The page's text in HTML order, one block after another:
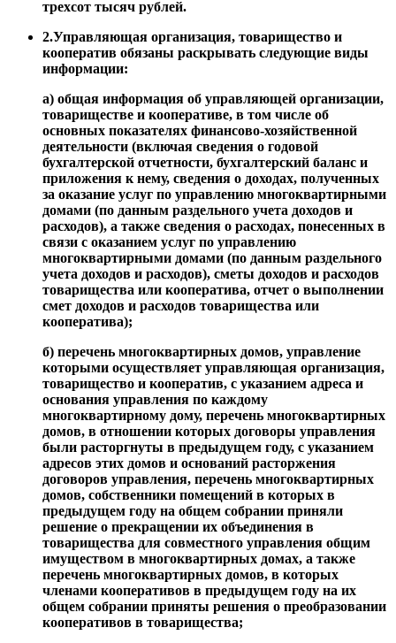
трехсот тысяч рублей.
2.Управляющая организация, товарищество и
кооператив обязаны раскрывать следующие виды
информации:
а) общая информация об управляющей организации,
товариществе и кооперативе, в том числе об
основных показателях финансово-хозяйственной
деятельности (включая сведения о годовой
бухгалтерской отчетности, бухгалтерский баланс и
приложения к нему, сведения о доходах, полученных
за оказание услуг по управлению многоквартирными
домами (по данным раздельного учета доходов и
расходов), а также сведения о расходах, понесенных в
связи с оказанием услуг по управлению
многоквартирными домами (по данным раздельного
учета доходов и расходов), сметы доходов и расходов
товарищества или кооператива, отчет о выполнении
смет доходов и расходов товарищества или
кооператива);
б) перечень многоквартирных домов, управление
которыми осуществляет управляющая организация,
товарищество и кооператив, с указанием адреса и
основания управления по каждому
многоквартирному дому, перечень многоквартирных
домов, в отношении которых договоры управления
были расторгнуты в предыдущем году, с указанием
адресов этих домов и оснований расторжения
договоров управления, перечень многоквартирных
домов, собственники помещений в которых в
предыдущем году на общем собрании приняли
решение о прекращении их объединения в
товарищества для совместного управления общим
имуществом в многоквартирных домах, а также
перечень многоквартирных домов, в которых
членами кооперативов в предыдущем году на их
общем собрании приняты решения о преобразовании
кооперативов в товарищества;